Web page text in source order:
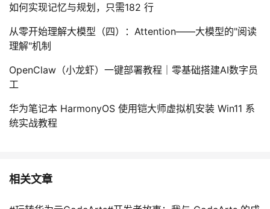
如何实现记忆与规划，只需182 行
从零开始理解大模型（四）：Attention——大模型的"阅读
理解"机制
OpenClaw（小龙虾）一键部署教程｜零基础搭建AI数字员
工
华为笔记本 HarmonyOS 使用铠大师虚拟机安装 Win11 系
统实战教程
相关文章